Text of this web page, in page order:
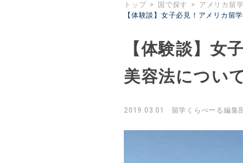
トップ 国で探す アメリカ留学
【体験談】女子必見！アメリカ留
【体験談】女
美容法につい
2019.03.01 留学くらべーる編集